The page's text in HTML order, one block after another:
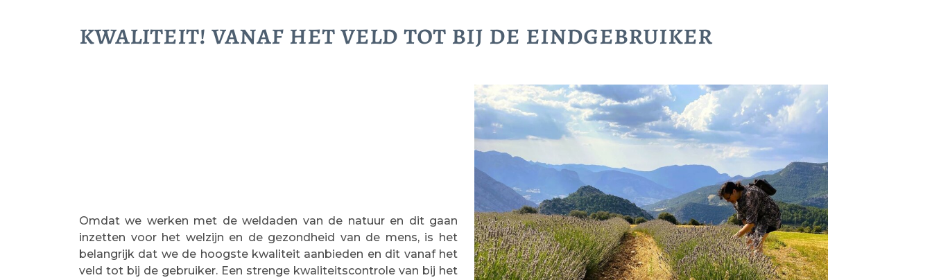
kwaliteit! vanaf het veld tot bij de eindgebruiker
Omdat we werken met de weldaden van de natuur en dit gaan
inzetten voor het welzijn en de gezondheid van de mens, is het
belangrijk dat we de hoogste kwaliteit aanbieden en dit vanaf het
veld tot bij de gebruiker. Een strenge kwaliteitscontrole van bij het